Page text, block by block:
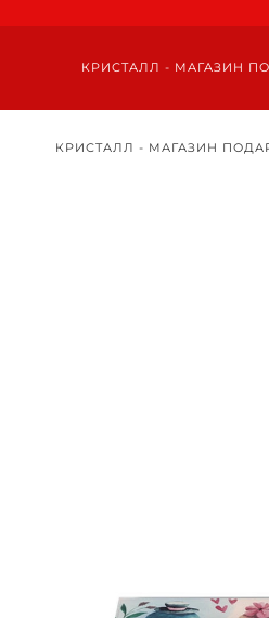
КРИСТАЛЛ - МАГАЗИН
КРИСТАЛЛ - МАГАЗИН